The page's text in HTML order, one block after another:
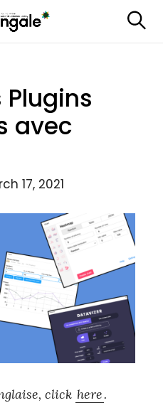
Nighting
e
Plugins
avec
17, 2021
click here.